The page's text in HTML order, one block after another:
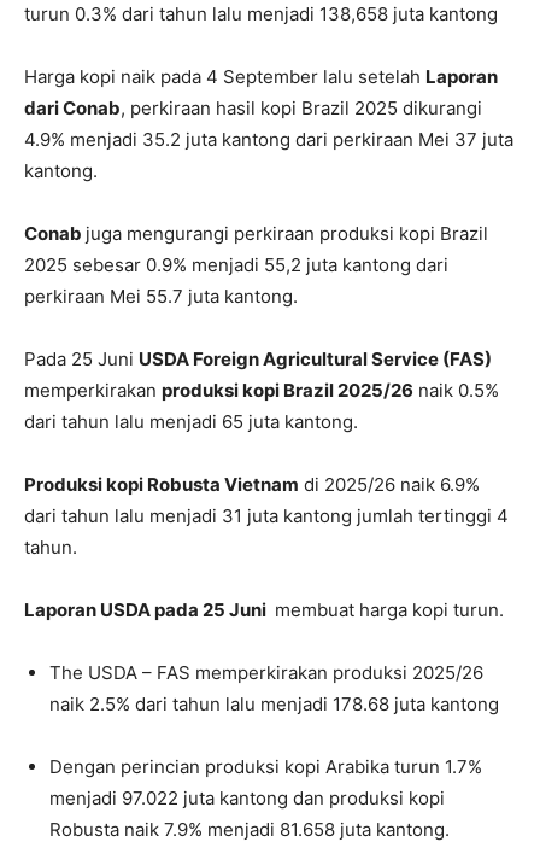
turun 0.3% dari tahun lalu menjadi 138,658 juta kantong
Harga kopi naik pada 4 September lalu setelah Laporan
dari Conab, perkiraan hasil kopi Brazil 2025 dikurangi
4.9% menjadi 35.2 juta kantong dari perkiraan Mei 37 juta
kantong.
Conab juga mengurangi perkiraan produksi kopi Brazil
2025 sebesar 0.9% menjadi 55,2 juta kantong dari
perkiraan Mei 55.7 juta kantong.
Pada 25 Juni USDA Foreign Agricultural Service (FAS)
memperkirakan produksi kopi Brazil 2025/26 naik 0.5%
dari tahun lalu menjadi 65 juta kantong.
Produksi kopi Robusta Vietnam di 2025/26 naik 6.9%
dari tahun lalu menjadi 31 juta kantong jumlah tertinggi 4
tahun.
Laporan USDA pada 25 Juni membuat harga kopi turun.
The USDA – FAS memperkirakan produksi 2025/26
naik 2.5% dari tahun lalu menjadi 178.68 juta kantong
Dengan perincian produksi kopi Arabika turun 1.7%
menjadi 97.022 juta kantong dan produksi kopi
Robusta naik 7.9% menjadi 81.658 juta kantong.